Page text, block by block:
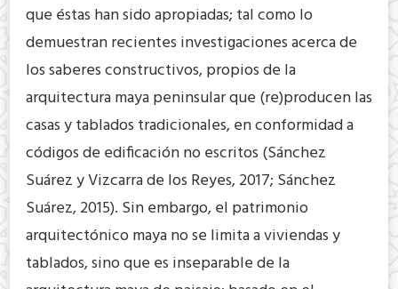
que éstas han sido apropiadas; tal como lo
demuestran recientes investigaciones acerca de
los saberes constructivos, propios de la
arquitectura maya peninsular que (re)producen las
casas y tablados tradicionales, en conformidad a
códigos de edificación no escritos (Sánchez
Suárez y Vizcarra de los Reyes, 2017; Sánchez
Suárez, 2015). Sin embargo, el patrimonio
arquitectónico maya no se limita a viviendas y
tablados, sino que es inseparable de la